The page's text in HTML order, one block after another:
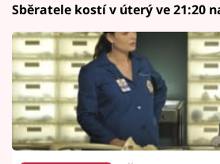
Sběratele kostí v úterý ve 21:20